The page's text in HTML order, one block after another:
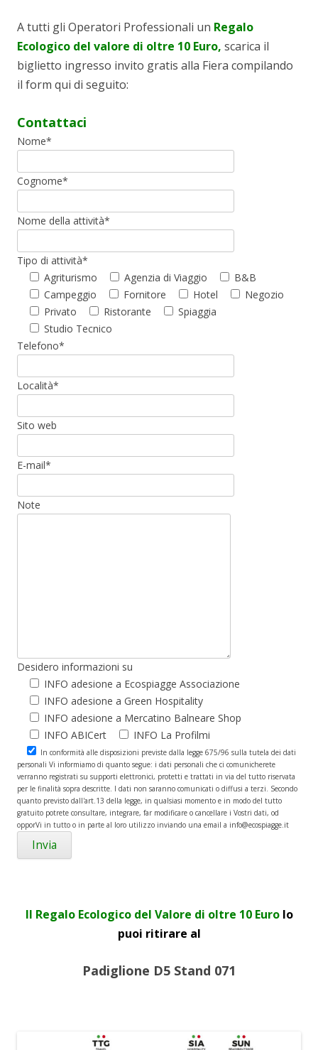
A tutti gli Operatori Professionali un Regalo
Ecologico del valore di oltre 10 Euro, scarica il
biglietto ingresso invito gratis alla Fiera compilando
il form qui di seguito:
Contattaci
Nome*
Cognome*
Nome della attività*
Tipo di attività*
Agriturismo
Agenzia di Viaggio
B&B
Campeggio
Fornitore Hotel
Negozio
Privato
Ristorante
Spiaggia
Studio Tecnico
Telefono*
Località*
Sito web
E-mail*
Note
Desidero informazioni su
INFO adesione a Ecospiagge Associazione
INFO adesione a Green Hospitality
INFO adesione a Mercatino Balneare Shop
INFO ABICert
INFO La Profilmi
In conformità alle disposizioni previste dalla legge 675/96 sulla tutela dei dati
personali Vi informiamo di quanto segue: i dati personali che ci comunicherete
verranno registrati su supporti elettronici, protetti e trattati in via del tutto riservata
per le finalità sopra descritte. I dati non saranno comunicati o diffusi a terzi. Secondo
quanto previsto dall'art.13 della legge, in qualsiasi momento e in modo del tutto
gratuito potrete consultare, integrare, far modificare o cancellare i Vostri dati, od
opporVi in tutto o in parte al loro utilizzo inviando una email a info@ecospiagge.it
Il Regalo Ecologico del Valore di oltre 10 Eurolo
puoi ritirare al
Padiglione D5 Stand 071